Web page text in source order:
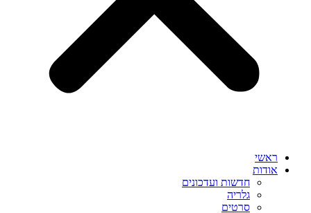
ראשי
אודות
חדשות ועדכונים
גלריה
סרטים